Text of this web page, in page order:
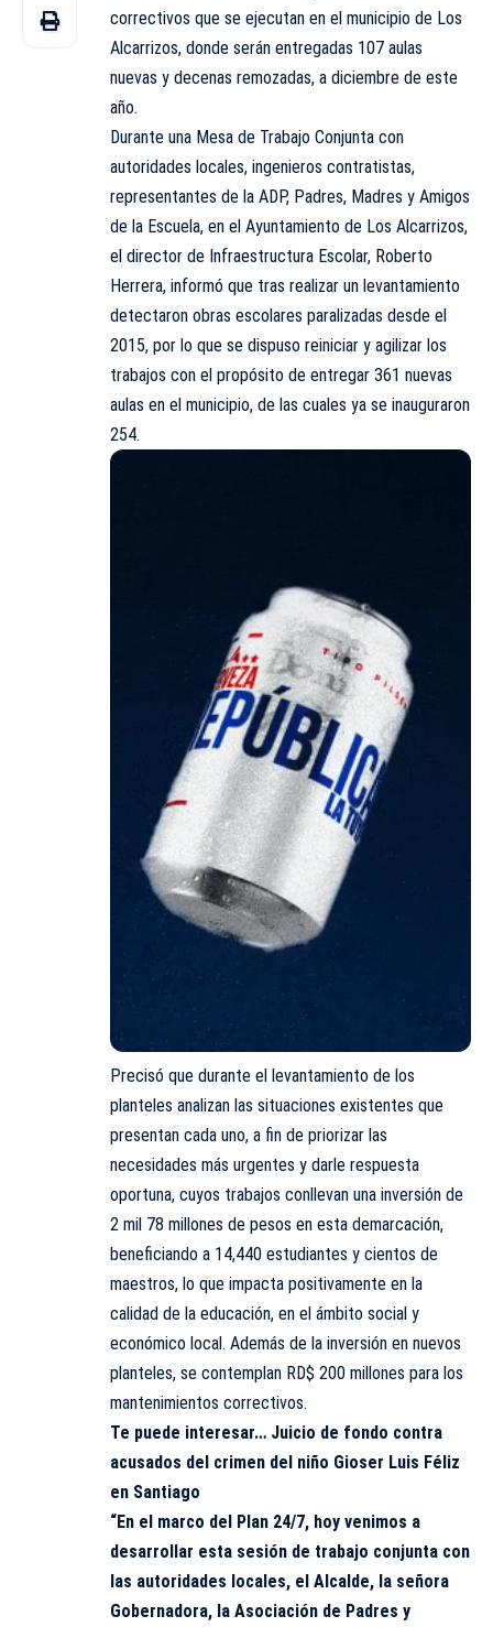
correctivos que se ejecutan en el municipio de Los
Alcarrizos, donde serán entregadas 107 aulas
nuevas y decenas remozadas, a diciembre de este
año.
Durante una Mesa de Trabajo Conjunta con
autoridades locales, ingenieros contratistas,
representantes de la ADP, Padres, Madres y Amigos
de la Escuela, en el Ayuntamiento de Los Alcarrizos,
el director de Infraestructura Escolar, Roberto
Herrera, informó que tras realizar un levantamiento
detectaron obras escolares paralizadas desde el
2015, por lo que se dispuso reiniciar y agilizar los
trabajos con el propósito de entregar 361 nuevas
aulas en el municipio, de las cuales ya se inauguraron
254.
Precisó que durante el levantamiento de los
planteles analizan las situaciones existentes que
presentan cada uno, a fin de priorizar las
necesidades más urgentes y darle respuesta
oportuna, cuyos trabajos conllevan una inversión de
2 mil 78 millones de pesos en esta demarcación,
beneficiando a 14,440 estudiantes y cientos de
maestros, lo que impacta positivamente en la
calidad de la educación, en el ámbito social y
económico local. Además de la inversión en nuevos
planteles, se contemplan RD$ 200 millones para los
mantenimientos correctivos.
Te puede interesar… Juicio de fondo contra
acusados del crimen del niño Gioser Luis Féliz
en Santiago
“En el marco del Plan 24/7, hoy venimos a
desarrollar esta sesión de trabajo conjunta con
las autoridades locales, el Alcalde, la señora
Gobernadora, la Asociación de Padres y